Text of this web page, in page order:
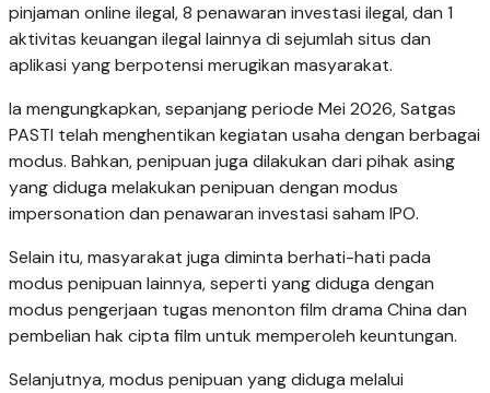
pinjaman online ilegal, 8 penawaran investasi ilegal, dan 1
aktivitas keuangan ilegal lainnya di sejumlah situs dan
aplikasi yang berpotensi merugikan masyarakat.
Ia mengungkapkan, sepanjang periode Mei 2026, Satgas
PASTI telah menghentikan kegiatan usaha dengan berbagai
modus. Bahkan, penipuan juga dilakukan dari pihak asing
yang diduga melakukan penipuan dengan modus
impersonation dan penawaran investasi saham IPO.
Selain itu, masyarakat juga diminta berhati-hati pada
modus penipuan lainnya, seperti yang diduga dengan
modus pengerjaan tugas menonton film drama China dan
pembelian hak cipta film untuk memperoleh keuntungan.
Selanjutnya, modus penipuan yang diduga melalui